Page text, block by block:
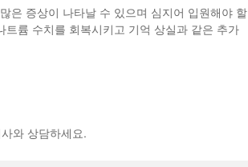
은 증상이 나타날 수 있으며 심지어 입원해야 할
륨 수치를 회복시키고 기억 상실과 같은 추가
와 상담하세요.